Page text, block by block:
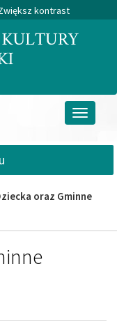
kontrast
Przełącz
oraz Gminne